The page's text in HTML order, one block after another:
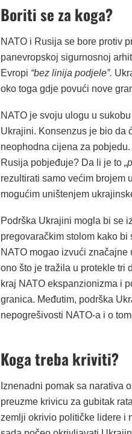
Boriti se za koga?
NATO i Rusija se bore protiv
panevropskoj sigurnosnoj
Evropi “bez linija podjele”.
oko toga gdje povući nove
NATO je svoju ulogu u
Ukrajini. Konsenzus je bio da
neophodna cijena za
Rusija pobjeđuje? Da li je to
rezultirati samo većim brojem
mogućim uništenjem
Podrška Ukrajini mogla bi se
pregovaračkim stolom kako
NATO mogao izvući
ono što je tražila u protekle tri
kraj NATO ekspanzionizma i
granica. Međutim, podrška
nepogrešivosti NATO-a i o
Koga treba kriviti?
Iznenadni pomak sa narativa
preuzme krivicu za gubitak
zemlji okrivio političke lidere i